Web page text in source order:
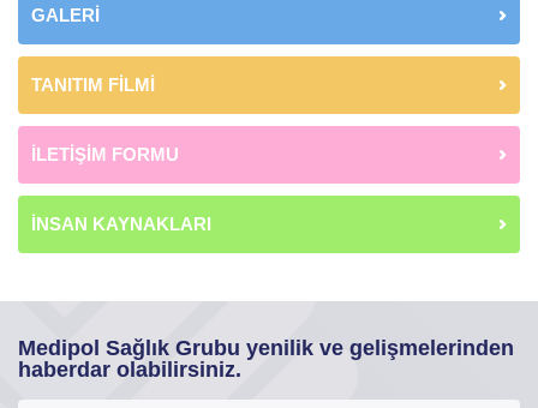
GALERİ
TANITIM FİLMİ
İLETİŞİM FORMU
İNSAN KAYNAKLARI
Medipol Sağlık Grubu yenilik ve gelişmelerinden
haberdar olabilirsiniz.